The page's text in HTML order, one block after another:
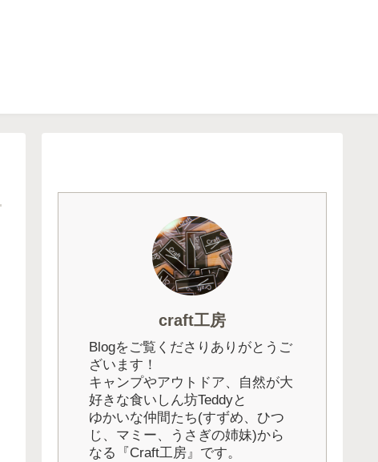
craft工房
Blogをご覧くださりありがとうご
ざいます！
キャンプやアウトドア、自然が大
好きな食いしん坊Teddyと
ゆかいな仲間たち(すずめ、ひつ
じ、マミー、うさぎの姉妹)から
なる『Craft工房』です。